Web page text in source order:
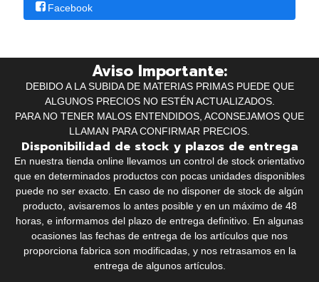
Facebook
Aviso Importante:
DEBIDO A LA SUBIDA DE MATERIAS PRIMAS PUEDE QUE
ALGUNOS PRECIOS NO ESTÉN ACTUALIZADOS.
PARA NO TENER MALOS ENTENDIDOS, ACONSEJAMOS QUE
LLAMAN PARA CONFIRMAR PRECIOS.
Disponibilidad de stock y plazos de entrega
En nuestra tienda online llevamos un control de stock orientativo
que en determinados productos con pocas unidades disponibles
puede no ser exacto. En caso de no disponer de stock de algún
producto, avisaremos lo antes posible y en un máximo de 48
horas, e informamos del plazo de entrega definitivo. En algunas
ocasiones las fechas de entrega de los artículos que nos
proporciona fabrica son modificadas, y nos retrasamos en la
entrega de algunos artículos.